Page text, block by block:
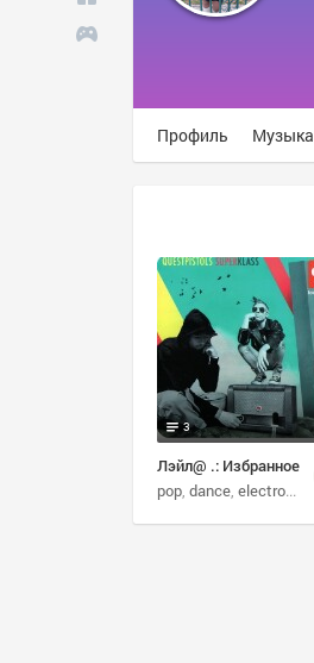
Профиль Музыка
Лэйл@ .: Избранное
3
pop dance electronic